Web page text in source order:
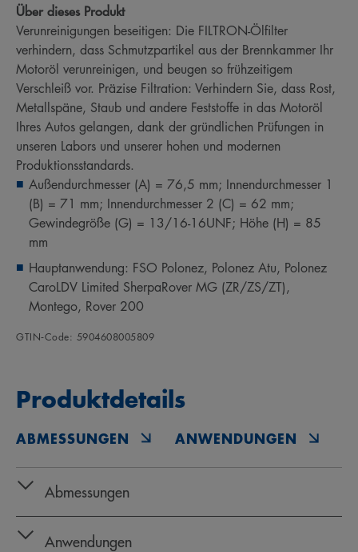
Über dieses Produkt
Verunreinigungen beseitigen: Die FILTRON-Ölfilter
verhindern, dass Schmutzpartikel aus der Brennkammer Ihr
Motoröl verunreinigen, und beugen so frühzeitigem
Verschleiß vor. Präzise Filtration: Verhindern Sie, dass Rost,
Metallspäne, Staub und andere Feststoffe in das Motoröl
Ihres Autos gelangen, dank der gründlichen Prüfungen in
unseren Labors und unserer hohen und modernen
Produktionsstandards.
Außendurchmesser (A) = 76,5 mm; Innendurchmesser 1
(B) = 71 mm; Innendurchmesser 2 (C) = 62 mm;
Gewindegröße (G) = 13/16-16UNF; Höhe (H) = 85
mm
Hauptanwendung: FSO Polonez, Polonez Atu, Polonez
CaroLDV Limited SherpaRover MG (ZR/ZS/ZT),
Montego, Rover 200
GTIN‑Code: 5904608005809
Produktdetails
ABMESSUNGEN ANWENDUNGEN
Abmessungen
Anwendungen